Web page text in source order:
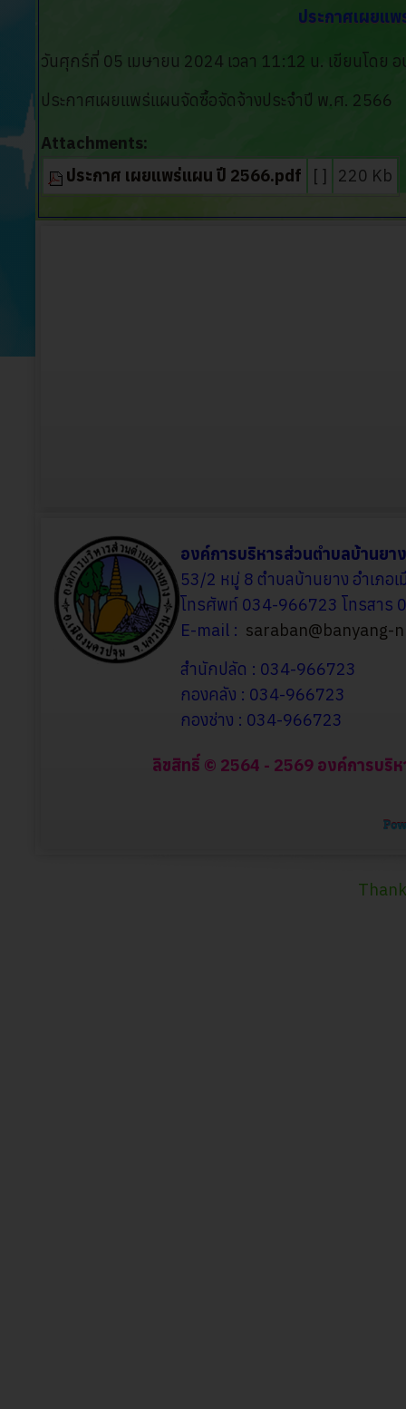
ประกาศเผยแ
วันศุกร์ที่ 05 เมษายน 2024 เวลา 11:12 น. เขียนโดย
ประกาศเผยแพร่แผนจัดซื้อจัดจ้างประจำปี พ.ศ. 2566
Attachments:
ประกาศ เผยแพร่แผน ปี 2566.pdf
[ ] 220 Kb
องค์การบริหารส่วนตำบลบ้านยาง
53/2 หมู่ 8 ตำบลบ้านยาง อำเภอ
โทรศัพท์ 034-966723 โทรสาร
E-mail : saraban@banyang-
สำนักปลัด : 034-966723
กองคลัง : 034-966723
กองช่าง : 034-966723
ลิขสิทธิ์ © 2564 - 2569 องค์การบริ